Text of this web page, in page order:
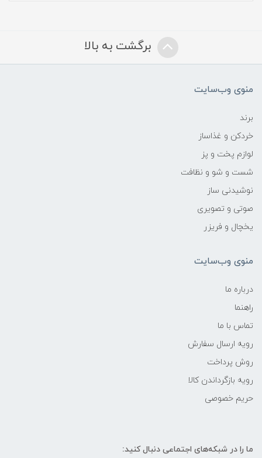
برگشت به بالا
منوی وب‌سایت
برند
خردکن و غذاساز
لوازم پخت و پز
شست و شو و نظافت
نوشیدنی ساز
صوتی و تصویری
یخچال و فریزر
منوی وب‌سایت
درباره ما
راهنما
تماس با ما
رویه ارسال سفارش
روش پرداخت
رویه‌ بازگرداندن کالا
حریم خصوصی
ما را در شبکه‌های اجتماعی دنبال کنید: